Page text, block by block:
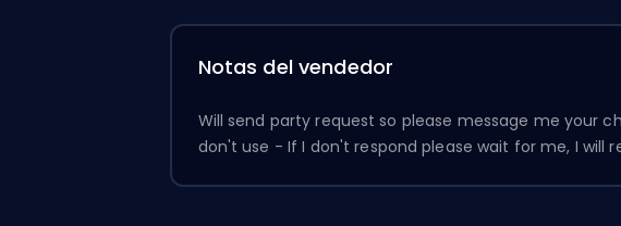
Notas del vendedor
Will send party request so please message me your
don't use - If I don't respond please wait for me, I will